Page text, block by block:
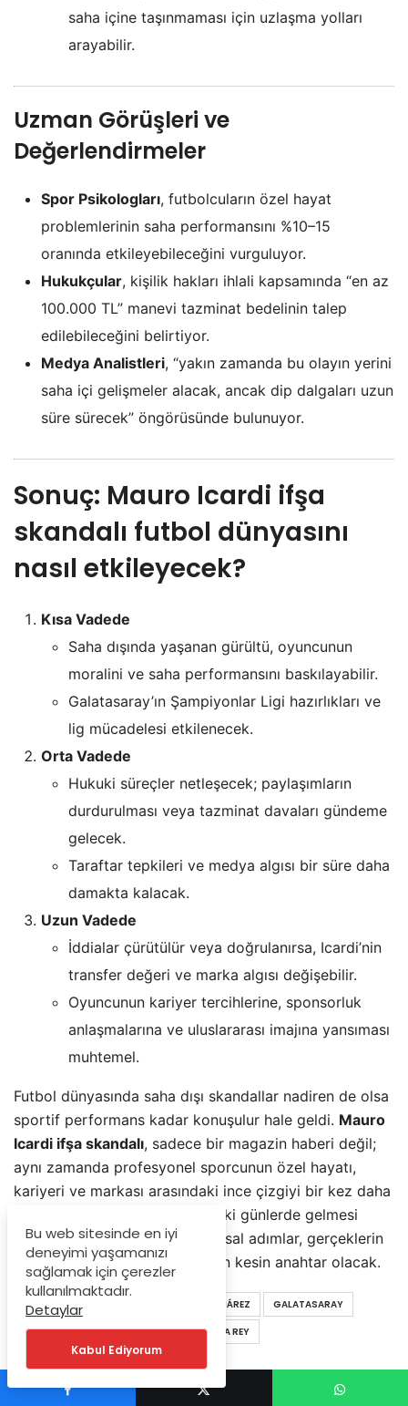
saha içine taşınmaması için uzlaşma yolları
arayabilir.
Uzman Görüşleri ve
Değerlendirmeler
Spor Psikologları, futbolcuların özel hayat
problemlerinin saha performansını %10–15
oranında etkileyebileceğini vurguluyor.
Hukukçular, kişilik hakları ihlali kapsamında “en az
100.000 TL” manevi tazminat bedelinin talep
edilebileceğini belirtiyor.
Medya Analistleri, “yakın zamanda bu olayın yerini
saha içi gelişmeler alacak, ancak dip dalgaları uzun
süre sürecek” öngörüsünde bulunuyor.
Sonuç: Mauro Icardi ifşa
skandalı futbol dünyasını
nasıl etkileyecek?
Kısa Vadede
Saha dışında yaşanan gürültü, oyuncunun
moralini ve saha performansını baskılayabilir.
Galatasaray’ın Şampiyonlar Ligi hazırlıkları ve
lig mücadelesi etkilenecek.
Orta Vadede
Hukuki süreçler netleşecek; paylaşımların
durdurulması veya tazminat davaları gündeme
gelecek.
Taraftar tepkileri ve medya algısı bir süre daha
damakta kalacak.
Uzun Vadede
İddialar çürütülür veya doğrulanırsa, Icardi’nin
transfer değeri ve marka algısı değişebilir.
Oyuncunun kariyer tercihlerine, sponsorluk
anlaşmalarına ve uluslararası imajına yansıması
muhtemel.
Futbol dünyasında saha dışı skandallar nadiren de olsa
sportif performans kadar konuşulur hale geldi. Mauro
Icardi ifşa skandalı, sadece bir magazin haberi değil;
aynı zamanda profesyonel sporcunun özel hayatı,
kariyeri ve markası arasındaki ince çizgiyi bir kez daha
gözler önüne serdi. Önümüzdeki günlerde gelmesi
beklenen resmi açıklama ve yasal adımlar, gerçeklerin
ortaya çıkmasını sağlayacak en kesin anahtar olacak.
ETIKETLER CHINA SUÁREZ
GALATASARAY
MAGAZIN
MAURO ICARDI NATASHA REY
YAZARIN PROFILI
Bu web sitesinde en iyi
deneyimi yaşamanızı
sağlamak için çerezler
kullanılmaktadır.
Detaylar
Kabul Ediyorum